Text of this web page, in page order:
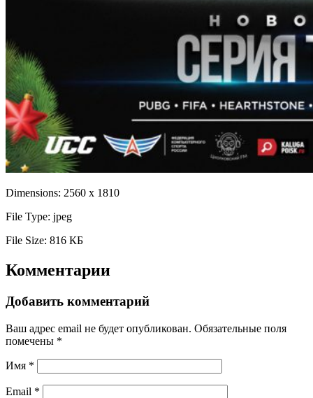
Dimensions: 2560 x 1810
File Type: jpeg
File Size: 816 КБ
Комментарии
Добавить комментарий
Ваш адрес email не будет опубликован. Обязательные поля
помечены *
Имя *
Email *